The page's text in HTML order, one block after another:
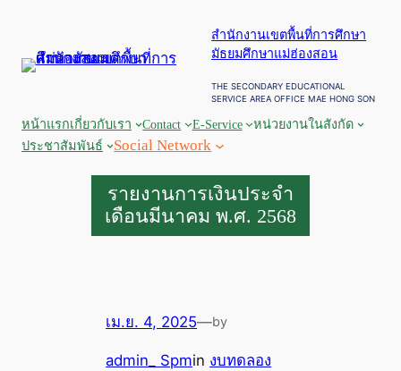
สำนักงานเขตพื้นที่การศึกษา
มัธยมศึกษาแม่ฮ่องสอน
THE SECONDARY EDUCATIONAL
SERVICE AREA OFFICE MAE HONG SON
หน้าแรกเกี่ยวกับเรา Contact E-Service
หน่วยงานในสังกัด
ประชาสัมพันธ์
Social Network
รายงานการเงินประจำ
เดือนมีนาคม พ.ศ. 2568
เม.ย. 4, 2025—by
admin_ Spmin งบทดลอง